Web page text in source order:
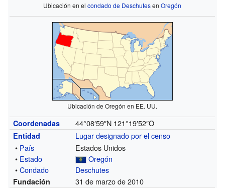
Ubicación en elcondado de DeschutesenOregón
Ubicación de Oregón en EE. UU.
Coordenadas 44°08′59″N 121°19′52″O
Entidad
Lugar designado por el censo
• País
Estados Unidos
• Estado
Oregón
•Condado Deschutes
Fundación 31 de marzo de 2010